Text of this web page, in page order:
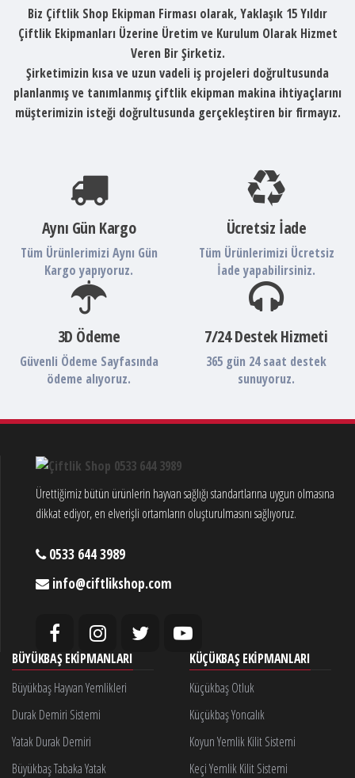
Biz Çiftlik Shop Ekipman Firması olarak, Yaklaşık 15 Yıldır
Çiftlik Ekipmanları Üzerine Üretim ve Kurulum Olarak Hizmet
Veren Bir Şirketiz.
Şirketimizin kısa ve uzun vadeli iş projeleri doğrultusunda
planlanmış ve tanımlanmış çiftlik ekipman makina ihtiyaçlarını
müşterimizin isteği doğrultusunda gerçekleştiren bir firmayız.
Aynı Gün Kargo
Tüm Ürünlerimizi Aynı Gün
Kargo yapıyoruz.
Ücretsiz İade
Tüm Ürünlerimizi Ücretsiz
İade yapabilirsiniz.
3D Ödeme
Güvenli Ödeme Sayfasında
ödeme alıyoruz.
7/24 Destek Hizmeti
365 gün 24 saat destek
sunuyoruz.
Ürettiğimiz bütün ürünlerin hayvan sağlığı standartlarına uygun olmasına
dikkat ediyor, en elverişli ortamların oluşturulmasını sağlıyoruz.
0533 644 3989
info@ciftlikshop.com
BÜYÜKBAŞ EKIPMANLARI
Büyükbaş Hayvan Yemlikleri
Durak Demiri Sistemi
Yatak Durak Demiri
Büyükbaş Tabaka Yatak
KÜÇÜKBAŞ EKIPMANLARI
Küçükbaş Otluk
Küçükbaş Yoncalık
Koyun Yemlik Kilit Sistemi
Keçi Yemlik Kilit Sistemi